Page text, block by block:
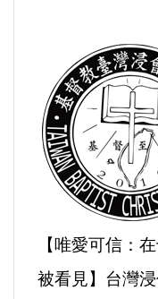
【唯愛可信：
被看見】台灣